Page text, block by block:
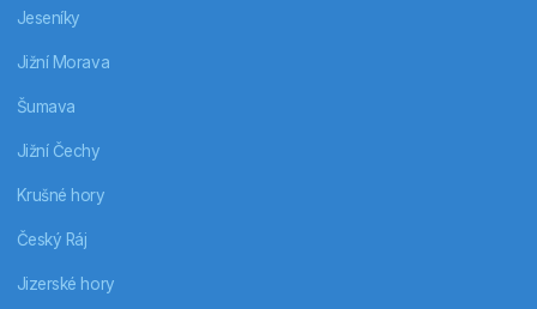
Jeseníky
Jižní Morava
Šumava
Jižní Čechy
Krušné hory
Český Ráj
Jizerské hory